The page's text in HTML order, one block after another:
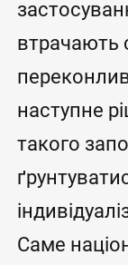
втрачають
наступне
такого
Саме